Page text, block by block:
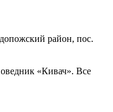
район, пос.
«Кивач». Все